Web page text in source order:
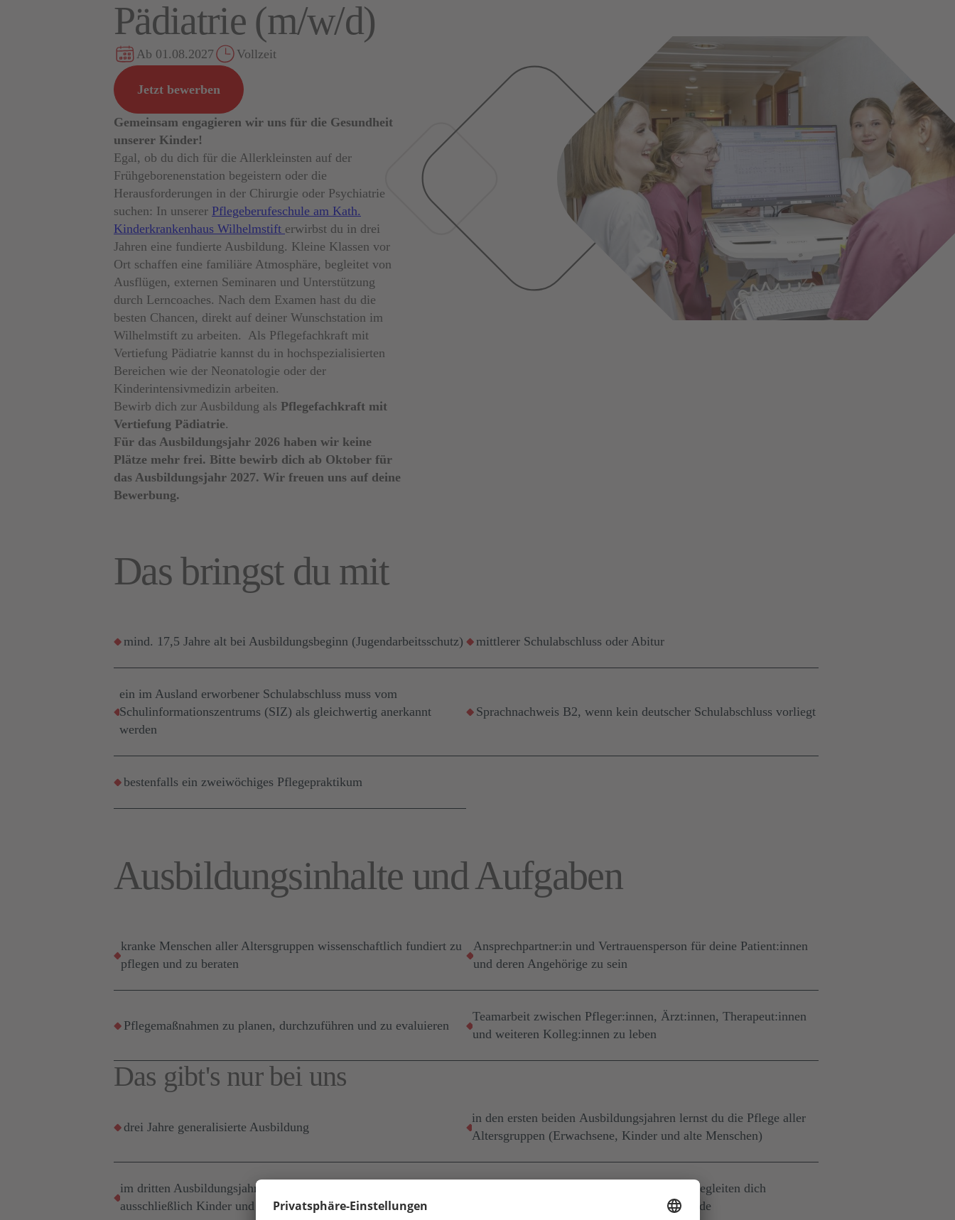
Pädiatrie (m/w/d)
Ab 01.08.2027 Vollzeit
Jetzt bewerben
Gemeinsam engagieren wir uns für die Gesundheit
unserer Kinder!
Egal, ob du dich für die Allerkleinsten auf der
Frühgeborenenstation begeistern oder die
Herausforderungen in der Chirurgie oder Psychiatrie
suchen: In unserer Pflegeberufeschule am Kath.
Kinderkrankenhaus Wilhelmstift erwirbst du in drei
Jahren eine fundierte Ausbildung. Kleine Klassen vor
Ort schaffen eine familiäre Atmosphäre, begleitet von
Ausflügen, externen Seminaren und Unterstützung
durch Lerncoaches. Nach dem Examen hast du die
besten Chancen, direkt auf deiner Wunschstation im
Wilhelmstift zu arbeiten. Als Pflegefachkraft mit
Vertiefung Pädiatrie kannst du in hochspezialisierten
Bereichen wie der Neonatologie oder der
Kinderintensivmedizin arbeiten.
Bewirb dich zur Ausbildung als Pflegefachkraft mit
Vertiefung Pädiatrie.
Für das Ausbildungsjahr 2026 haben wir keine
Plätze mehr frei. Bitte bewirb dich ab Oktober für
das Ausbildungsjahr 2027. Wir freuen uns auf deine
Bewerbung.
Das bringst du mit
mind. 17,5 Jahre alt bei Ausbildungsbeginn (Jugendarbeitsschutz) mittlerer Schulabschluss oder Abitur
ein im Ausland erworbener Schulabschluss muss vom
Schulinformationszentrums (SIZ) als gleichwertig anerkannt
werden
Sprachnachweis B2, wenn kein deutscher Schulabschluss vorliegt
bestenfalls ein zweiwöchiges Pflegepraktikum
Ausbildungsinhalte und Aufgaben
kranke Menschen aller Altersgruppen wissenschaftlich fundiert zu
pflegen und zu beraten
Ansprechpartner:in und Vertrauensperson für deine Patient:innen
und deren Angehörige zu sein
Pflegemaßnahmen zu planen, durchzuführen und zu evaluieren
Teamarbeit zwischen Pfleger:innen, Ärzt:innen, Therapeut:innen
und weiteren Kolleg:innen zu leben
Das gibt's nur bei uns
drei Jahre generalisierte Ausbildung
in den ersten beiden Ausbildungsjahren lernst du die Pflege aller
Altersgruppen (Erwachsene, Kinder und alte Menschen)
im dritten Ausbildungsjahr werden bei allen Praxiseinsätzen
ausschließlich Kinder und Jugendliche versorgt
Theorie im Klassenverband, auf Stationen begleiten dich
mindestens zwei qualifizierte Praxisanleitende